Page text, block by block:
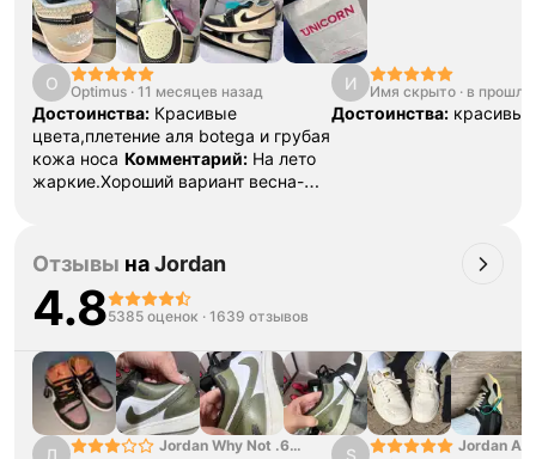
Тройная гарантия
оригинальности
Товар сертифицирован и опломбирован.
Проверяем на оригинальность
по 16 параметрам.
Если придёт подделка — вернём деньги
в трёхкратном размере.
Как мы провеяем товары
O Optimus · 11 месяцев назад
Достоинства: Красивые
цвета,плетение аля botega и грубая
кожа носа Комментарий: На лето
жаркие.Хороший вариант весна-
И Имя скрыто · в
Достоинства:
Отзывы наJordan
4.85385 оценок · 1639 отзывов
Л
Jordan Why Not .6
S
Jordan Air